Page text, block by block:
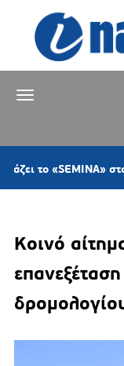
στον
Κοινό